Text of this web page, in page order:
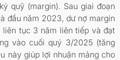
quỹ (margin). Sau giai đoạn
đầu năm 2023, dư nợ margin
tục 3 năm liên tiếp và đạt
vào cuối quý 3/2025 (tăng
này giúp lợi nhuận mảng cho